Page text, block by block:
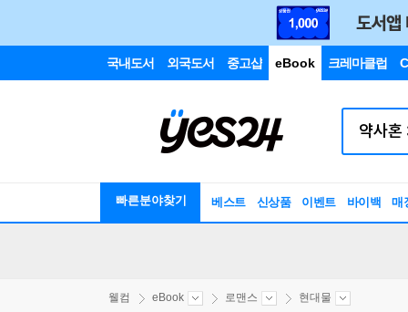
국내도서 외국도서 중고샵 eBook 크레마클럽
빠른분야찾기 베스트 신상품 이벤트 바이백 매
웰컴 eBook 로맨스 현대물